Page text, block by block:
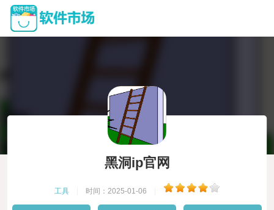
黑洞ip官网
工具 时间：2025-01-06